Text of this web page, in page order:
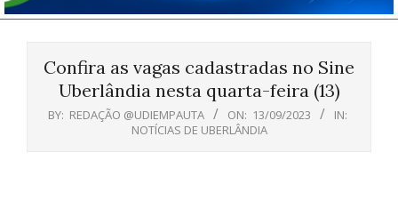
Confira as vagas cadastradas no Sine
Uberlândia nesta quarta-feira (13)
BY: REDAÇÃO @UDIEMPAUTA ON: 13/09/2023
IN:
NOTÍCIAS DE UBERLÂNDIA